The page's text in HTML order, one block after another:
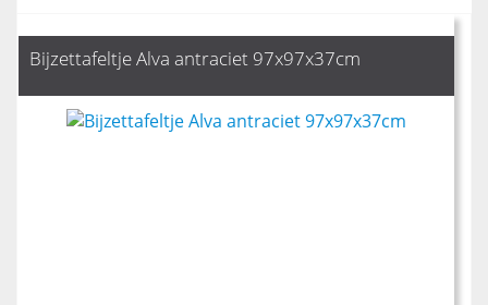
Bijzettafeltje Alva antraciet 97x97x37cm